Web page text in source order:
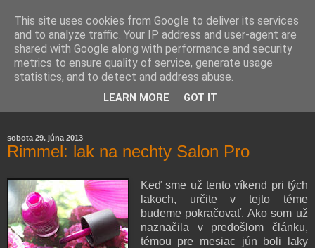
rozoberá témy o zdraví, živote a všetko možné.
sobota 29. júna 2013
Rimmel: lak na nechty Salon Pro
Keď sme už tento víkend pri tých
lakoch, určite v tejto téme
budeme pokračovať. Ako som už
naznačila v predošlom článku,
témou pre mesiac jún boli laky
This site uses cookies from Google to deliver its services
and to analyze traffic. Your IP address and user-agent are
shared with Google along with performance and security
metrics to ensure quality of service, generate usage
statistics, and to detect and address abuse.
LEARN MORE GOT IT